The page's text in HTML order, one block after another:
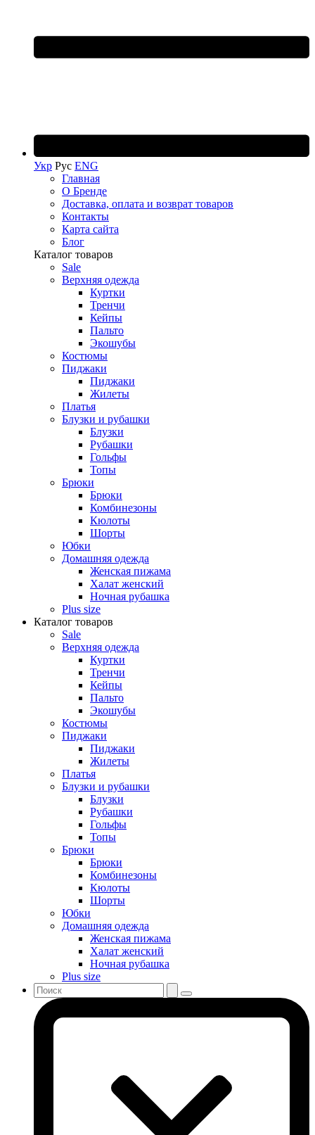
Укр Рус ENG
Главная
О Бренде
Доставка, оплата и возврат товаров
Контакты
Карта сайта
Блог
Каталог товаров
Sale
Верхняя одежда
Куртки
Тренчи
Кейпы
Пальто
Экошубы
Костюмы
Пиджаки
Пиджаки
Жилеты
Платья
Блузки и рубашки
Блузки
Рубашки
Гольфы
Топы
Брюки
Брюки
Комбинезоны
Кюлоты
Шорты
Юбки
Домашняя одежда
Женская пижама
Халат женский
Ночная рубашка
Plus size
Каталог товаров
Sale
Верхняя одежда
Куртки
Тренчи
Кейпы
Пальто
Экошубы
Костюмы
Пиджаки
Пиджаки
Жилеты
Платья
Блузки и рубашки
Блузки
Рубашки
Гольфы
Топы
Брюки
Брюки
Комбинезоны
Кюлоты
Шорты
Юбки
Домашняя одежда
Женская пижама
Халат женский
Ночная рубашка
Plus size